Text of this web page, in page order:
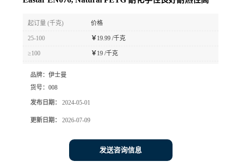
起订量 (千克) 价格
25-100 ￥19.99 /千克
≥100 ￥19 /千克
品牌： 伊士曼
货号： 008
发布日期： 2024-05-01
更新日期： 2026-07-09
发送咨询信息